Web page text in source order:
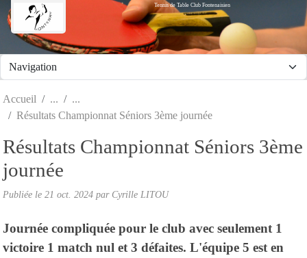
Tennis de Table Club Fontenaisien
Accueil
Résultats Championnat Séniors 3ème journée
Résultats Championnat Séniors 3ème
journée
Publiée le 21 oct. 2024 par Cyrille LITOU
Journée compliquée pour le club avec seulement 1
victoire 1 match nul et 3 défaites. L'équipe 5 est en
Panneau de gestion des cookies